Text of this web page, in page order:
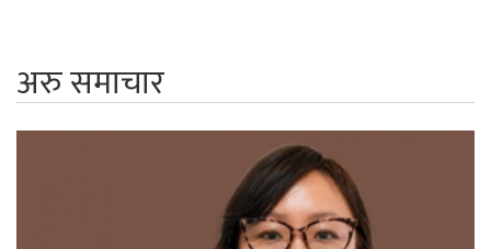
अरु समाचार